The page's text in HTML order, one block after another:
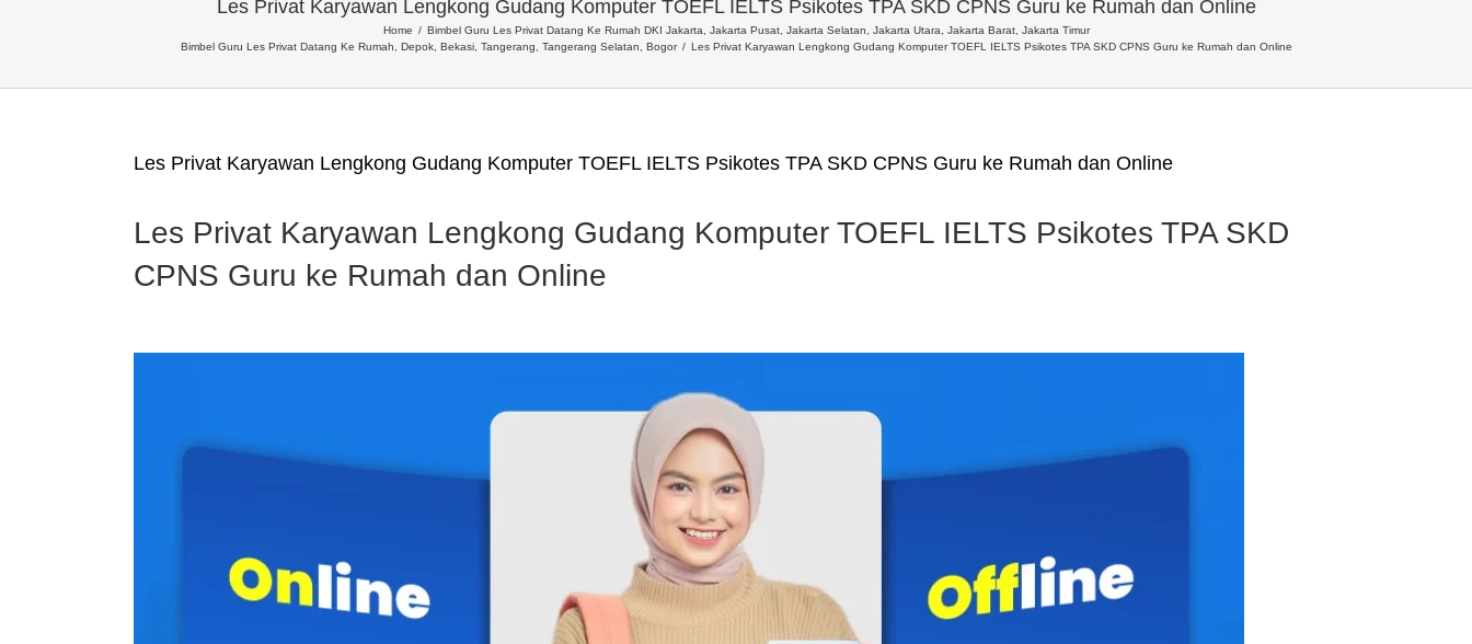
Les Privat Karyawan Lengkong Gudang Komputer TOEFL IELTS Psikotes TPA SKD CPNS Guru ke Rumah dan Online
Home
Bimbel Guru Les Privat Datang Ke Rumah DKI Jakarta, Jakarta Pusat, Jakarta Selatan, Jakarta Utara, Jakarta Barat, Jakarta Timur
Bimbel Guru Les Privat Datang Ke Rumah, Depok, Bekasi, Tangerang, Tangerang Selatan, Bogor
Les Privat Karyawan Lengkong Gudang Komputer TOEFL IELTS Psikotes TPA SKD CPNS Guru ke Rumah dan Online
Les Privat Karyawan Lengkong Gudang Komputer TOEFL IELTS Psikotes TPA SKD CPNS Guru ke Rumah dan Online
Les Privat Karyawan Lengkong Gudang Komputer TOEFL IELTS Psikotes TPA SKD
CPNS Guru ke Rumah dan Online